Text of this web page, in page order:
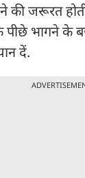
की जरूरत
पीछे भागने के
दें.